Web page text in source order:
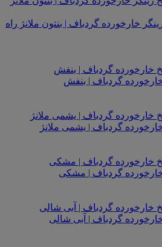
خارخورده گردباف | بنتون ملانژ راه
گردباف | بنفش
گردباف | یشمی ملانژ
گردباف | مشکی
گردباف | آبی شالی